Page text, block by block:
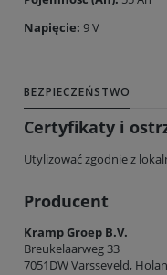
Napięcie: 9 V
BEZPIECZEŃSTWO
Certyfikaty i
Utylizować zgodnie z
Producent
Kramp Groep B.V.
Breukelaarweg 33
7051DW Varsseveld,